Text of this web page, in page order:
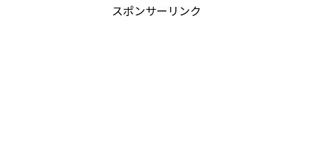
スポンサーリンク